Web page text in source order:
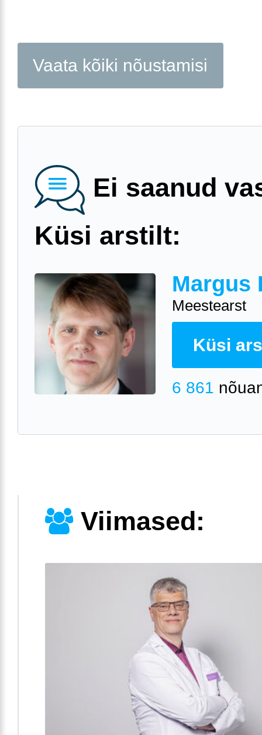
Vaata kõiki nõustamisi
Ei saanud
Küsi arstilt:
Margus
Meestearst
Küsi
6 861
Viimased: